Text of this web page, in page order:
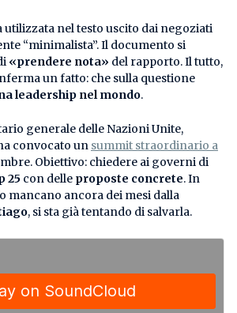
nel testo uscito dai negoziati
“minimalista”. Il documento si
«prendere nota» del rapporto. Il tutto,
un fatto: che sulla questione
leadership nel mondo.
generale delle Nazioni Unite,
convocato un summit straordinario a
Obiettivo: chiedere ai governi di
25 con delle proposte concrete. In
mancano ancora dei mesi dalla
, si sta già tentando di salvarla.